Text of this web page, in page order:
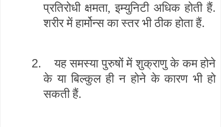
प्रतिरोधी क्षमता, इम्युनिटी अधिक होती हैं.
शरीर में हार्मोन्स का स्तर भी ठीक होता हैं.
2.
यह समस्या पुरुषों में शुक्राणु के कम होने
के या बिल्कुल ही न होने के कारण भी हो
सकती हैं.